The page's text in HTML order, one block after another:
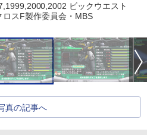
ビックウエスト
スF製作委員会・MBS
真の記事へ